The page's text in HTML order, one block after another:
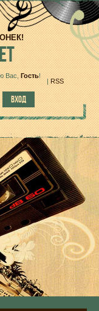
Вас Гость!
|RSS
ВХОД